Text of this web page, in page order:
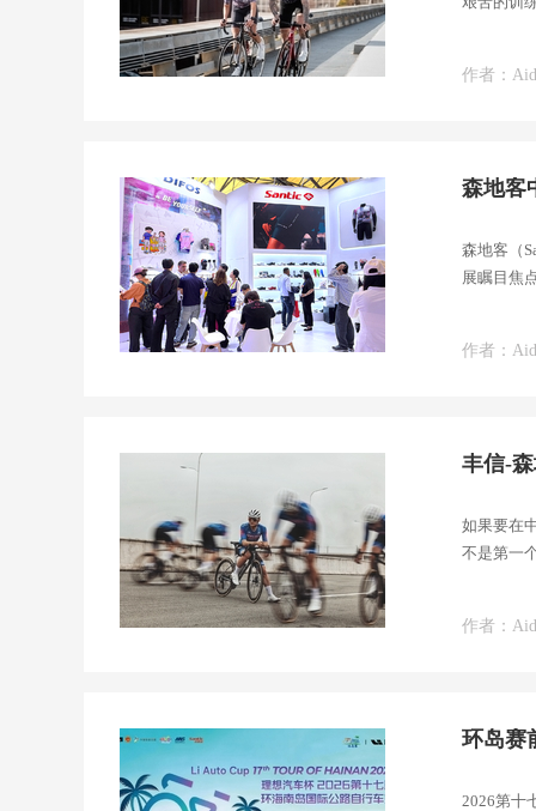
作者：
森地客
森地客（
展瞩目焦
作者：
丰信-
如果要在
不是第一
作者：
环岛赛
​2026第十